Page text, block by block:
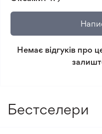
не відповідає
Мінімальне
Немає відгуків про
Бестселери